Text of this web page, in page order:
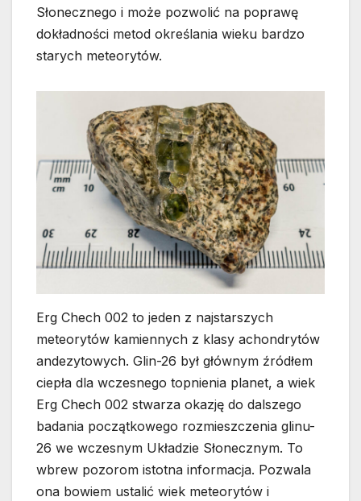
Słonecznego i może pozwolić na poprawę
dokładności metod określania wieku bardzo
starych meteorytów.
Erg Chech 002 to jeden z najstarszych
meteorytów kamiennych z klasy achondrytów
andezytowych. Glin-26 był głównym źródłem
ciepła dla wczesnego topnienia planet, a wiek
Erg Chech 002 stwarza okazję do dalszego
badania początkowego rozmieszczenia glinu-
26 we wczesnym Układzie Słonecznym. To
wbrew pozorom istotna informacja. Pozwala
ona bowiem ustalić wiek meteorytów i